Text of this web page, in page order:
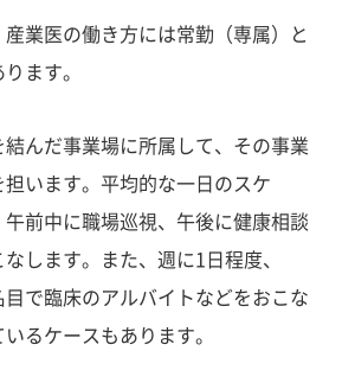
業医の働き方には常勤（専属）と
ます。
んだ事業場に所属して、その事業
います。平均的な一日のスケ
前中に職場巡視、午後に健康相談
します。また、週に1日程度、
目で臨床のアルバイトなどをおこな
るケースもあります。